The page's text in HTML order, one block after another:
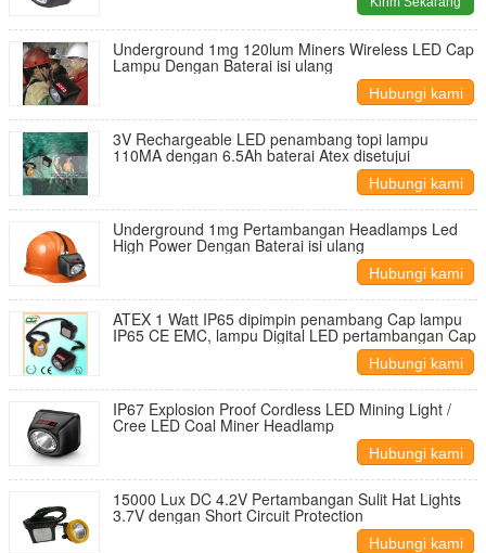
Underground 1mg 120lum Miners Wireless LED Cap
Lampu Dengan Baterai isi ulang
Hubungi kami
3V Rechargeable LED penambang topi lampu
110MA dengan 6.5Ah baterai Atex disetujui
Hubungi kami
Underground 1mg Pertambangan Headlamps Led
High Power Dengan Baterai isi ulang
Hubungi kami
ATEX 1 Watt IP65 dipimpin penambang Cap lampu
IP65 CE EMC, lampu Digital LED pertambangan Cap
Hubungi kami
IP67 Explosion Proof Cordless LED Mining Light /
Cree LED Coal Miner Headlamp
Hubungi kami
15000 Lux DC 4.2V Pertambangan Sulit Hat Lights
3.7V dengan Short Circuit Protection
Hubungi kami